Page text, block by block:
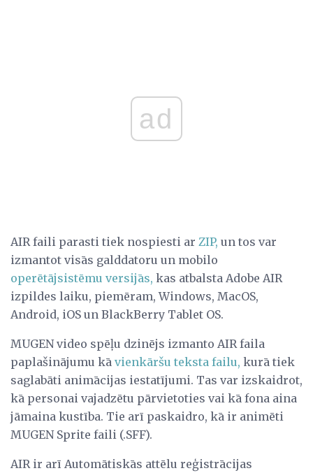
ad
AIR faili parasti tiek nospiesti ar ZIP, un tos var
izmantot visās galddatoru un mobilo
operētājsistēmu versijās, kas atbalsta Adobe AIR
izpildes laiku, piemēram, Windows, MacOS,
Android, iOS un BlackBerry Tablet OS.
MUGEN video spēļu dzinējs izmanto AIR faila
paplašinājumu kā vienkāršu teksta failu, kurā tiek
saglabāti animācijas iestatījumi. Tas var izskaidrot,
kā personai vajadzētu pārvietoties vai kā fona aina
jāmaina kustība. Tie arī paskaidro, kā ir animēti
MUGEN Sprite faili (.SFF).
AIR ir arī Automātiskās attēlu reģistrācijas